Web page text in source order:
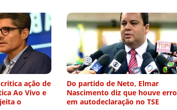
ação de
Ao Vivo e
o
Do partido de Neto, Elmar
Nascimento diz que houve erro
em autodeclaração no TSE